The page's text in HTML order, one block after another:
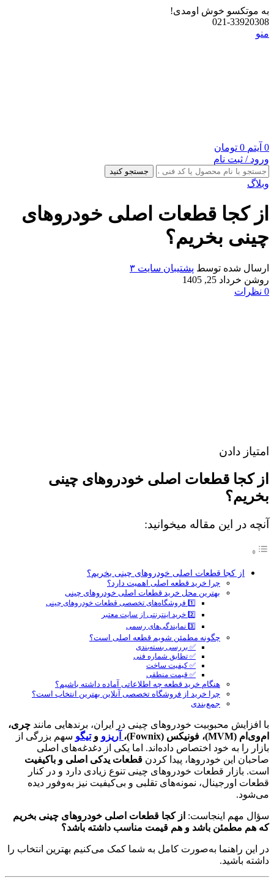
به موتکسو خوش اومدی!
021-33920308
منو
0 آیتم 0 تومان
ورود / ثبت نام
جستجو کنید
وبلاگ
از کجا قطعات اصلی خودروهای
چینی بخریم؟
ارسال شده توسط پشتیبان سایت ۳
روشن خرداد 25, 1405
0 نظرات
امتیاز دادن
از کجا قطعات اصلی خودروهای چینی
بخریم؟
آنچه در این مقاله میخوانید:
از کجا قطعات اصلی خودروهای چینی بخریم؟
چرا خرید قطعه اصلی اهمیت دارد؟
بهترین محل خرید قطعات اصلی خودروهای چینی
1️⃣ فروشگاه‌های تخصصی قطعات خودروهای چینی
2️⃣ خرید اینترنتی از سایت معتبر
3️⃣ نمایندگی‌های رسمی
چگونه مطمئن شویم قطعه اصلی است؟
✅ بررسی بسته‌بندی
✅ تطابق شماره فنی
✅ کیفیت ساخت
✅ قیمت منطقی
هنگام خرید قطعه چه اطلاعاتی آماده داشته باشیم؟
چرا خرید از فروشگاه تخصصی آنلاین بهترین انتخاب است؟
جمع‌بندی
با افزایش محبوبیت خودروهای چینی در ایران، برندهایی مانند چری،
ام‌وی‌ام (MVM)، فونیکس (Fownix)،
آریزو وتیگو سهم بزرگی از
بازار را به خود اختصاص داده‌اند. اما یکی از دغدغه‌های اصلی
صاحبان این خودروها، پیدا کردن قطعات یدکی اصلی و باکیفیت
است. بازار قطعات خودروهای چینی تنوع زیادی دارد و در کنار
قطعات اورجینال، نمونه‌های تقلبی و بی‌کیفیت نیز به‌وفور دیده
می‌شود.
سؤال مهم اینجاست: از کجا قطعات اصلی خودروهای چینی بخریم
که هم مطمئن باشد و هم قیمت مناسب داشته باشد؟
در این راهنما به‌صورت کامل به شما کمک می‌کنیم بهترین انتخاب را
داشته باشید.